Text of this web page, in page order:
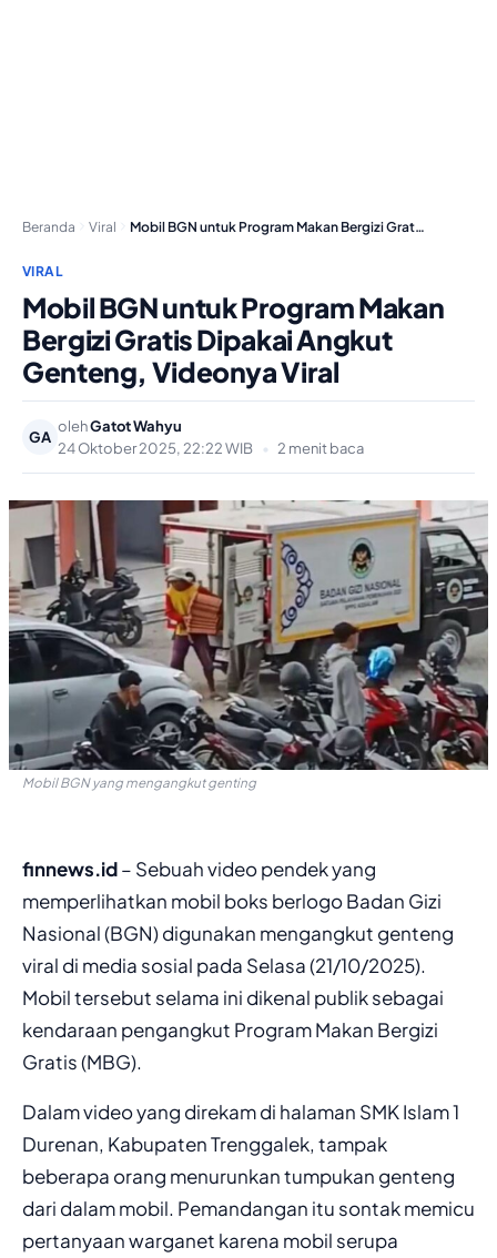
Beranda Viral Mobil BGN untuk Program Makan Bergizi Gratis Dipakai…
VIRAL
Mobil BGN untuk Program Makan
Bergizi Gratis Dipakai Angkut
Genteng, Videonya Viral
GA
olehGatot Wahyu
24 Oktober 2025, 22:22 WIB
• 2 menit baca
Mobil BGN yang mengangkut genting
finnews.id– Sebuah video pendek yang
memperlihatkan mobil boks berlogo Badan Gizi
Nasional (BGN) digunakan mengangkut genteng
viral di media sosial pada Selasa (21/10/2025).
Mobil tersebut selama ini dikenal publik sebagai
kendaraan pengangkut Program Makan Bergizi
Gratis (MBG).
Dalam video yang direkam di halaman SMK Islam 1
Durenan, Kabupaten Trenggalek, tampak
beberapa orang menurunkan tumpukan genteng
dari dalam mobil. Pemandangan itu sontak memicu
pertanyaan warganet karena mobil serupa